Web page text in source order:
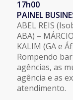
17h00
PAINEL
ABEL REIS
ABA) –
KALIM (GA e
Rompendo
agências, as
agência e as
atendimento.